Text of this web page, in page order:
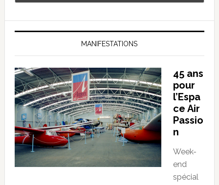
MANIFESTATIONS
45 ans
pour
l’Espa
ce Air
Passio
n
Week-
end
spécial